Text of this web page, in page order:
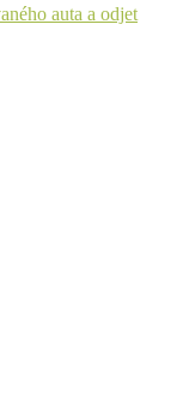
auta a odjet